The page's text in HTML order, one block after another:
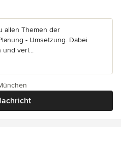
allen Themen der
- Umsetzung. Dabei
und verl...